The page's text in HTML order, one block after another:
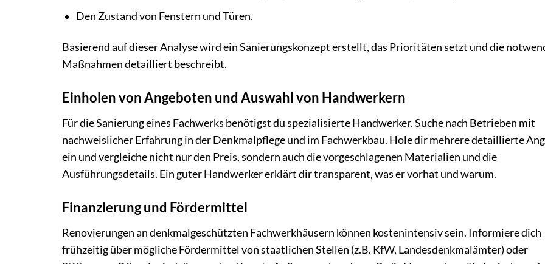
Den Zustand von Fenstern und Türen.
Basierend auf dieser Analyse wird ein Sanierungskonzept erstellt, das Prioritäten setzt und die
Maßnahmen detailliert beschreibt.
Einholen von Angeboten und Auswahl von Handwerkern
Für die Sanierung eines Fachwerks benötigst du spezialisierte Handwerker. Suche nach Betrieben mit
nachweislicher Erfahrung in der Denkmalpflege und im Fachwerkbau. Hole dir mehrere detaillierte
ein und vergleiche nicht nur den Preis, sondern auch die vorgeschlagenen Materialien und die
Ausführungsdetails. Ein guter Handwerker erklärt dir transparent, was er vorhat und warum.
Finanzierung und Fördermittel
Renovierungen an denkmalgeschützten Fachwerkhäusern können kostenintensiv sein. Informiere dich
frühzeitig über mögliche Fördermittel von staatlichen Stellen (z.B. KfW, Landesdenkmalämter) oder